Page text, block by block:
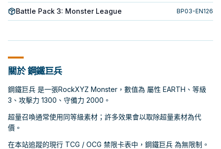
Battle Pack 3: Monster League BP03-EN126
關於 鋼鐵巨兵
鋼鐵巨兵 是一張RockXYZ Monster，數值為 屬性 EARTH、等級
3、攻擊力 1300、守備力 2000。
超量召喚通常使用同等級素材；許多效果會以取除超量素材為代
價。
在本站追蹤的現行 TCG / OCG 禁限卡表中，鋼鐵巨兵 為無限制。